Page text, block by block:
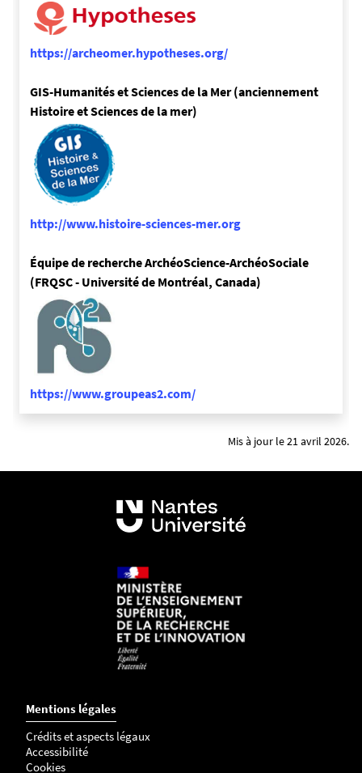
https://archeomer.hypotheses.org/
GIS-Humanités et Sciences de la Mer (anciennement
Histoire et Sciences de la mer)
http://www.histoire-sciences-mer.org
Équipe de recherche ArchéoScience-ArchéoSociale
(FRQSC - Université de Montréal, Canada)
https://www.groupeas2.com/
Mis à jour le 21 avril 2026.
Mentions légales
Crédits et aspects légaux
Accessibilité
Cookies